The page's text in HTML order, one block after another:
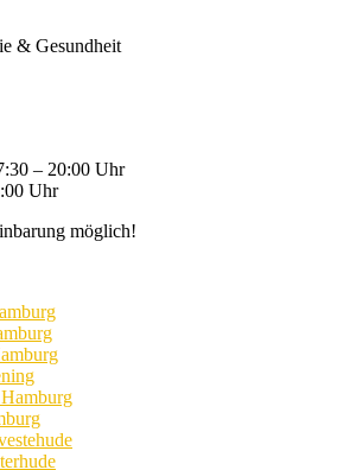
& Gesundheit
– 20:00 Uhr
Uhr
möglich!